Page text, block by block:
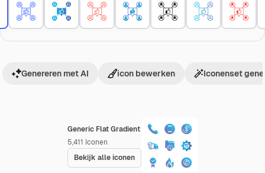
Generic Flat Gradient
5,411 Iconen
Bekijk alle iconen
Genereren met AI icon bewerken Iconenset